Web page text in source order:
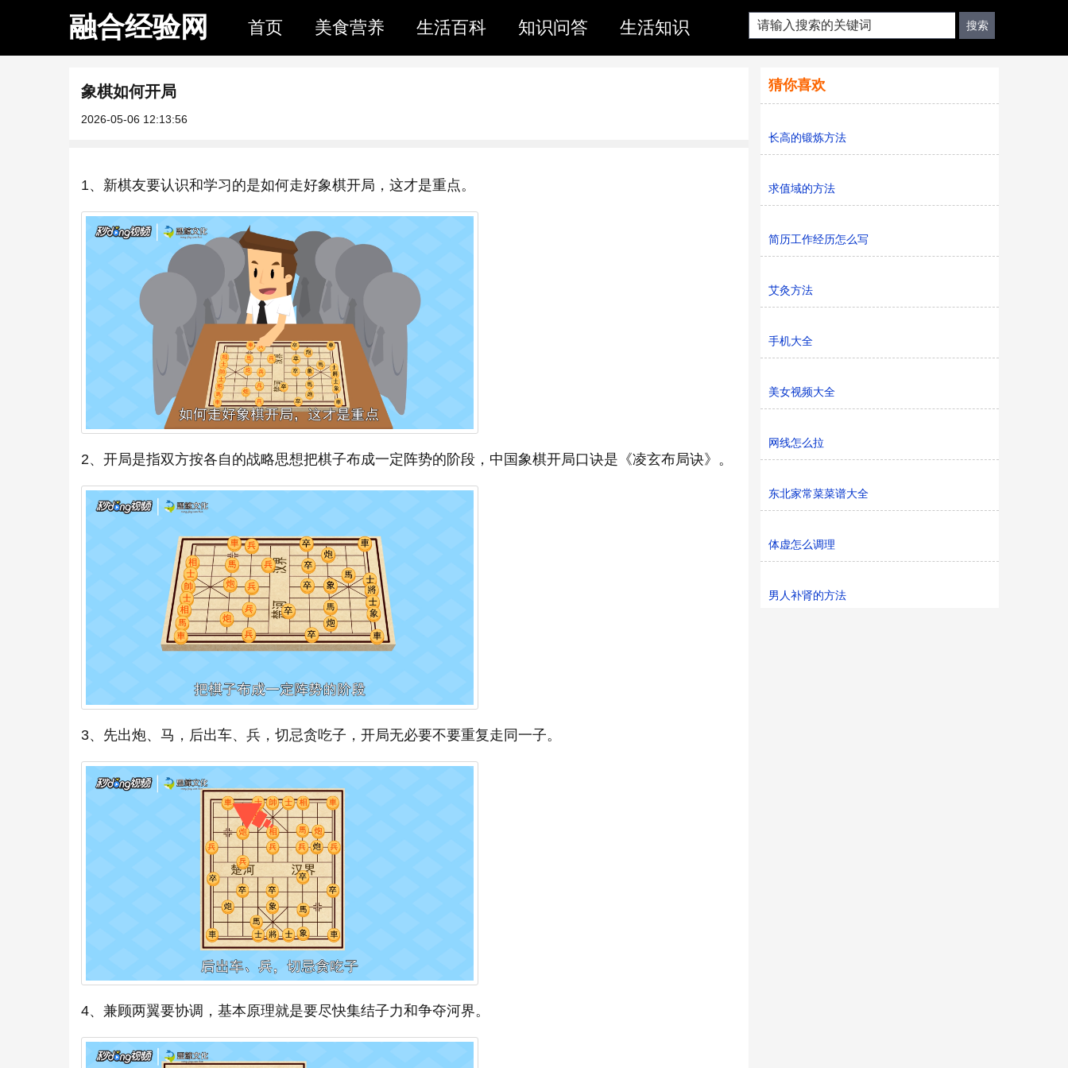
融合经验网 首页 美食营养 生活百科 知识问答 生活知识
象棋如何开局
2026-05-06 12:13:56
1、新棋友要认识和学习的是如何走好象棋开局，这才是重点。
2、开局是指双方按各自的战略思想把棋子布成一定阵势的阶段，中国象棋开局口诀是《凌玄布局诀》。
3、先出炮、马，后出车、兵，切忌贪吃子，开局无必要不要重复走同一子。
4、兼顾两翼要协调，基本原理就是要尽快集结子力和争夺河界。
猜你喜欢
长高的锻炼方法
求值域的方法
简历工作经历怎么写
艾灸方法
手机大全
美女视频大全
网线怎么拉
东北家常菜菜谱大全
体虚怎么调理
男人补肾的方法